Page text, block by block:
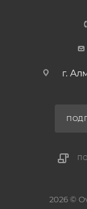
г.
2026 ©